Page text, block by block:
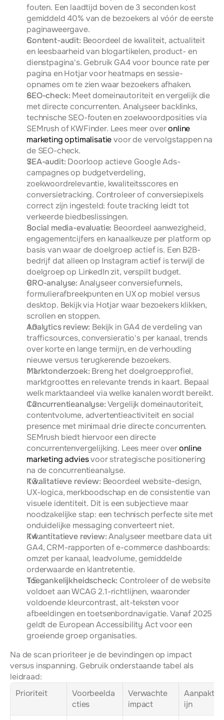
fouten. Een laadtijd boven de 3 seconden kost
gemiddeld 40% van de bezoekers al vóór de eerste
paginaweergave.
Content-audit: Beoordeel de kwaliteit, actualiteit
en leesbaarheid van blogartikelen, product- en
dienstpagina's. Gebruik GA4 voor bounce rate per
pagina en Hotjar voor heatmaps en sessie-
opnames om te zien waar bezoekers afhaken.
SEO-check: Meet domeinautoriteit en vergelijk die
met directe concurrenten. Analyseer backlinks,
technische SEO-fouten en zoekwoordposities via
SEMrush of KWFinder. Lees meer over online
marketing optimalisatie voor de vervolgstappen na
de SEO-check.
SEA-audit: Doorloop actieve Google Ads-
campagnes op budgetverdeling,
zoekwoordrelevantie, kwaliteitsscores en
conversietracking. Controleer of conversiepixels
correct zijn ingesteld: foute tracking leidt tot
verkeerde biedbeslissingen.
Social media-evaluatie: Beoordeel aanwezigheid,
engagementcijfers en kanaalkeuze per platform op
basis van waar de doelgroep actief is. Een B2B-
bedrijf dat alleen op Instagram actief is terwijl de
doelgroep op LinkedIn zit, verspilt budget.
CRO-analyse: Analyseer conversiefunnels,
formulierafbreekpunten en UX op mobiel versus
desktop. Bekijk via Hotjar waar bezoekers klikken,
scrollen en stoppen.
Analytics review: Bekijk in GA4 de verdeling van
trafficsources, conversieratio's per kanaal, trends
over korte en lange termijn, en de verhouding
nieuwe versus terugkerende bezoekers.
Marktonderzoek: Breng het doelgroepprofiel,
marktgroottes en relevante trends in kaart. Bepaal
welk marktaandeel via welke kanalen wordt bereikt.
Concurrentieanalyse: Vergelijk domeinautoriteit,
contentvolume, advertentieactiviteit en social
presence met minimaal drie directe concurrenten.
SEMrush biedt hiervoor een directe
concurrentenvergelijking. Lees meer over online
marketing advies voor strategische positionering
na de concurrentieanalyse.
Kwalitatieve review: Beoordeel website-design,
UX-logica, merkboodschap en de consistentie van
visuele identiteit. Dit is een subjectieve maar
noodzakelijke stap: een technisch perfecte site met
onduidelijke messaging converteert niet.
Kwantitatieve review: Analyseer meetbare data uit
GA4, CRM-rapporten of e-commerce dashboards:
omzet per kanaal, leadvolume, gemiddelde
orderwaarde en klantretentie.
Toegankelijkheidscheck: Controleer of de website
voldoet aan WCAG 2.1-richtlijnen, waaronder
voldoende kleurcontrast, alt-teksten voor
afbeeldingen en toetsenbordnavigatie. Vanaf 2025
geldt de European Accessibility Act voor een
groeiende groep organisaties.
Na de scan prioriteer je de bevindingen op impact
versus inspanning. Gebruik onderstaande tabel als
leidraad:
Prioriteit
Voorbeelda
cties
Verwachte
impact
ijn